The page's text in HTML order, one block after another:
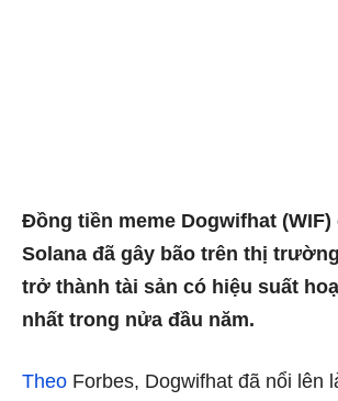
Đồng tiền meme Dogwifhat (WIF)
Solana đã gây bão trên thị
trở thành tài sản có hiệu suất
nhất trong nửa đầu năm.
Theo Forbes, Dogwifhat đã nổi lên